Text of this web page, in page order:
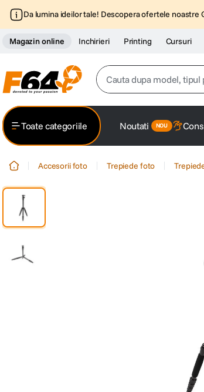
Da lumina ideilor tale! Descopera ofertele noastre
Magazin online Inchirieri Printing Cursuri
Cauta dupa model, tipul
2. trepied
Toate categoriile Noutati
Accesorii foto Trepiede foto